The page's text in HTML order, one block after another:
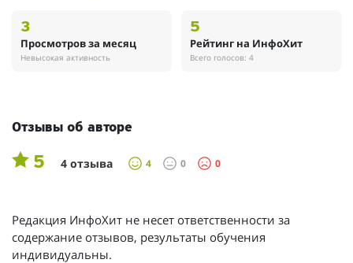
3
Просмотров за месяц
Невысокая активность
5
Рейтинг на ИнфоХит
Всего голосов: 4
Отзывы об авторе
5 4 отзыва 4 0 0
Редакция ИнфоХит не несет ответственности за
содержание отзывов, результаты обучения
индивидуальны.